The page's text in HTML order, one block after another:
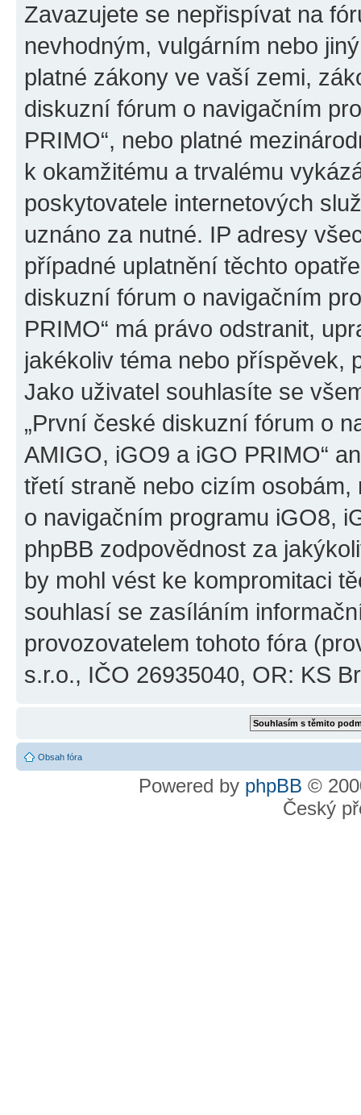
Zavazujete se nepřispívat na
nevhodným, vulgárním nebo
platné zákony ve vaší zemi,
diskuzní fórum o navigačním
PRIMO“, nebo platné
k okamžitému a trvalému
poskytovatele internetových
uznáno za nutné. IP adresy
případné uplatnění těchto
diskuzní fórum o navigačním
PRIMO“ má právo odstranit,
jakékoliv téma nebo příspěvek,
Jako uživatel souhlasíte se
„První české diskuzní fórum o
AMIGO, iGO9 a iGO PRIMO“
třetí straně nebo cizím
o navigačním programu iGO8,
phpBB zodpovědnost za
by mohl vést ke kompromitaci
souhlasí se zasíláním
provozovatelem tohoto fóra
s.r.o., IČO 26935040, OR: KS
Obsah fóra
Powered by phpBB ©
Český